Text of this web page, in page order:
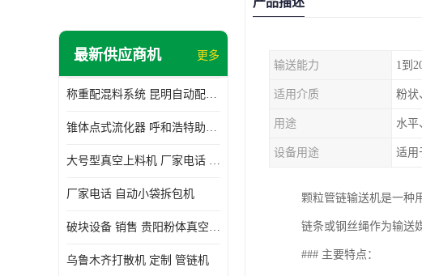
最新供应商机 更多
称重配混料系统 昆明自动配料系统 厂家电话
锥体点式流化器 呼和浩特助流料斗 厂家
大号型真空上料机 厂家电话 武汉粉体料管链机
厂家电话 自动小袋拆包机
破块设备 销售 贵阳粉体真空上料机
乌鲁木齐打散机 定制 管链机
输送能力 1到
适用介质 粉状
用途 水平
设备用途 适用
颗粒管链输送机是一种
链条或钢丝绳作为输送
### 主要特点：